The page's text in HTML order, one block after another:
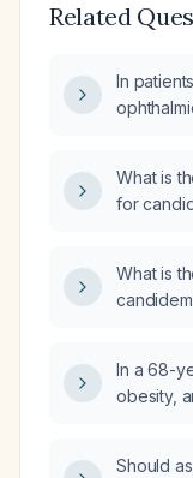
Related
In
What is
for
What is
In a 68-
obesity,
Should